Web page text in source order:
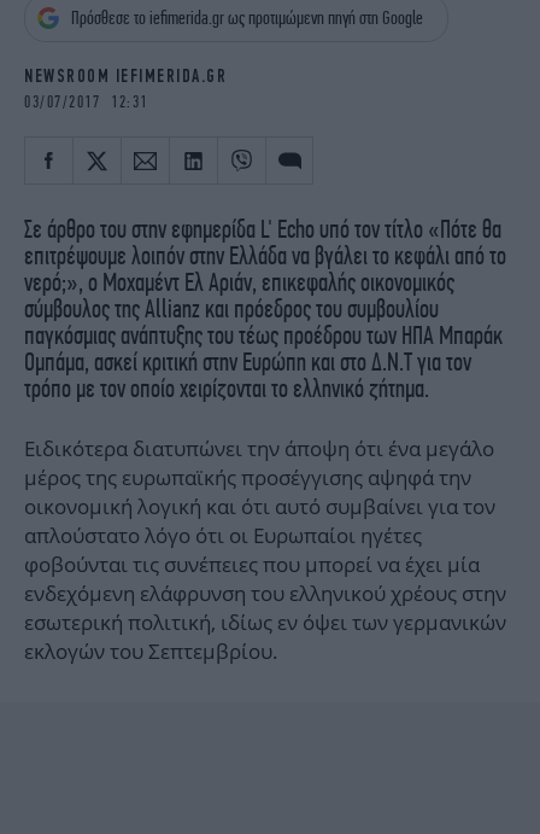
iBOOKS
ΖΩΔΙΑ
MEDIA
NEWSLETTER
Πρόσθεσε το iefimerida.gr ως προτιμώμενη πηγή στη Google
NEWSROOM IEFIMERIDA.GR
03/07/2017 12:31
Σε άρθρο του στην εφημερίδα L' Echo υπό τον τίτλο «Πότε θα
επιτρέψουμε λοιπόν στην Ελλάδα να βγάλει το κεφάλι από το
νερό;», ο Μοχαμέντ Ελ Αριάν, επικεφαλής οικονομικός
σύμβουλος της Allianz και πρόεδρος του συμβουλίου
παγκόσμιας ανάπτυξης του τέως προέδρου των ΗΠΑ Μπαράκ
Ομπάμα, ασκεί κριτική στην Ευρώπη και στο Δ.Ν.Τ για τον
τρόπο με τον οποίο χειρίζονται το ελληνικό ζήτημα.
Ειδικότερα διατυπώνει την άποψη ότι ένα μεγάλο
μέρος της ευρωπαϊκής προσέγγισης αψηφά την
οικονομική λογική και ότι αυτό συμβαίνει για τον
απλούστατο λόγο ότι οι Ευρωπαίοι ηγέτες
φοβούνται τις συνέπειες που μπορεί να έχει μία
ενδεχόμενη ελάφρυνση του ελληνικού χρέους στην
εσωτερική πολιτική, ιδίως εν όψει των γερμανικών
εκλογών του Σεπτεμβρίου.